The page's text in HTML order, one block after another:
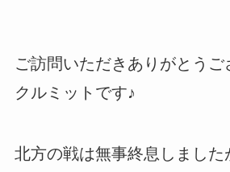
ご訪問いただきありがとうご
クルミットです♪
北方の戦は無事終息しました